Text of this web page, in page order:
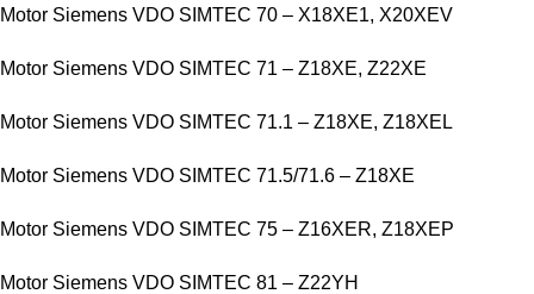
Motor Siemens VDO SIMTEC 70 – X18XE1, X20XEV
Motor Siemens VDO SIMTEC 71 – Z18XE, Z22XE
Motor Siemens VDO SIMTEC 71.1 – Z18XE, Z18XEL
Motor Siemens VDO SIMTEC 71.5/71.6 – Z18XE
Motor Siemens VDO SIMTEC 75 – Z16XER, Z18XEP
Motor Siemens VDO SIMTEC 81 – Z22YH